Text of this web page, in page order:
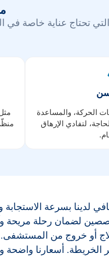
تحتاج عناية خاصة في
الحركة، والمساعدة
لتفادي الإرهاق
لدينا بسرعة
لضمان رحلة مريحة
أو خروج من المستشفى.
الخريطة. أسعارنا واضحة